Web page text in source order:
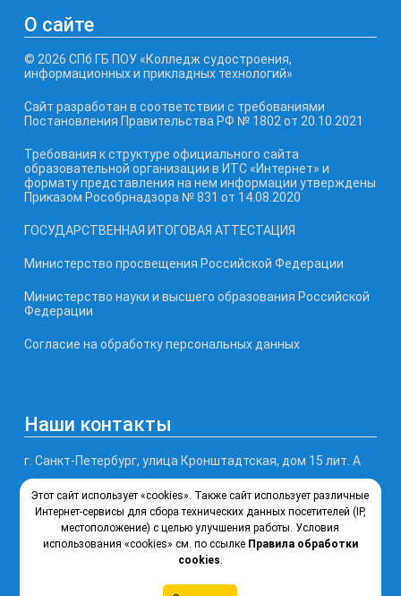
О сайте
© 2026 СПб ГБ ПОУ «Колледж судостроения,
информационных и прикладных технологий»
Сайт разработан в соответствии с требованиями
Постановления Правительства РФ № 1802 от 20.10.2021
Требования к структуре официального сайта
образовательной организации в ИТС «Интернет» и
формату представления на нем информации утверждены
Приказом Рособрнадзора № 831 от 14.08.2020
ГОСУДАРСТВЕННАЯ ИТОГОВАЯ АТТЕСТАЦИЯ
Министерство просвещения Российской Федерации
Министерство науки и высшего образования Российской
Федерации
Согласие на обработку персональных данных
Наши контакты
г. Санкт-Петербург, улица Кронштадтская, дом 15 лит. А
Телефон, факс: (812) 246-77-99
Почта: ksipt@obr.gov.spb.ru
Этот сайт использует «cookies». Также сайт использует различные
Интернет-сервисы для сбора технических данных посетителей (IP,
местоположение) с целью улучшения работы. Условия
использования «cookies» см. по ссылке Правила обработки
cookies